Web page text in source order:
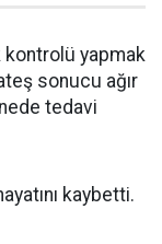
kontrolü yapmak
sonucu ağır
tedavi
kaybetti.